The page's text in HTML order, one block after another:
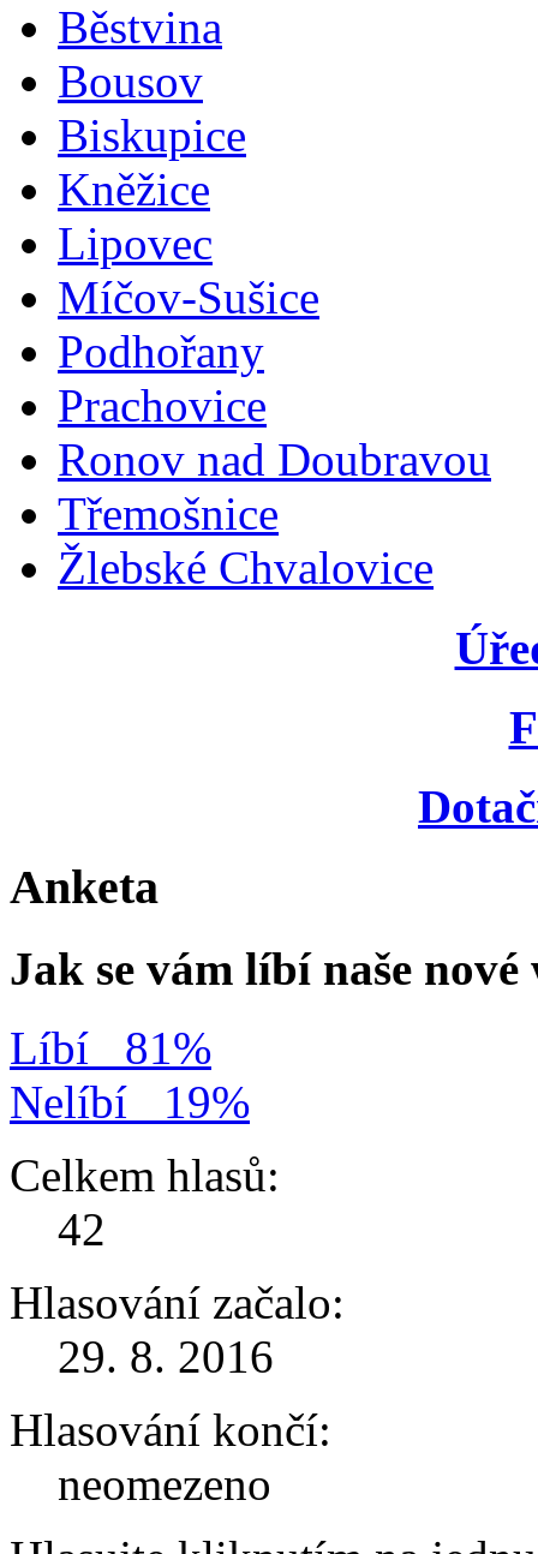
Běstvina
Bousov
Biskupice
Kněžice
Lipovec
Míčov-Sušice
Podhořany
Prachovice
Ronov nad Doubravou
Třemošnice
Žlebské Chvalovice
Anketa
Jak se vám líbí naše
Líbí
81%
Nelíbí
19%
Celkem hlasů:
42
Hlasování začalo:
29. 8. 2016
Hlasování končí:
neomezeno